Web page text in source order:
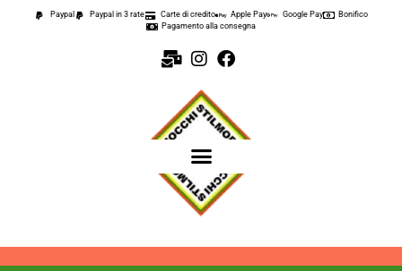
Paypal Paypal in 3 rate Carte di credito Apple Pay Google Pay
Bonifico
Pagamento alla consegna